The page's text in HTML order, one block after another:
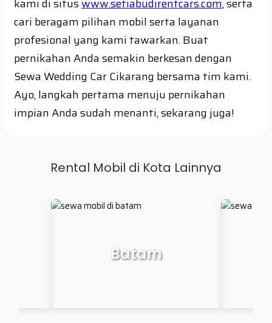
kami di situswww.setiabudirentcars.com, serta
cari beragam pilihan mobil serta layanan
profesional yang kami tawarkan. Buat
pernikahan Anda semakin berkesan dengan
Sewa Wedding Car Cikarang bersama tim kami.
Ayo, langkah pertama menuju pernikahan
impian Anda sudah menanti, sekarang juga!
Rental Mobil di Kota Lainnya
Makassar